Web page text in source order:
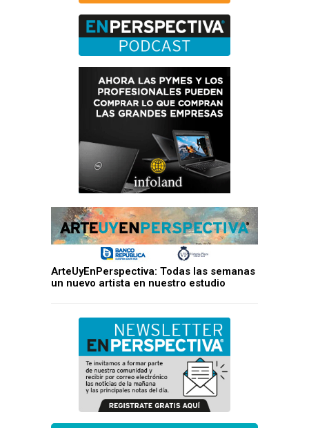
ArteUyEnPerspectiva: Todas las semanas
un nuevo artista en nuestro estudio